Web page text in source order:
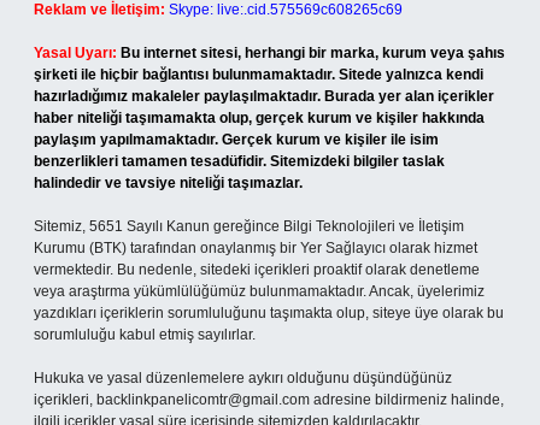
Reklam ve İletişim: Skype: live:.cid.575569c608265c69
Yasal Uyarı: Bu internet sitesi, herhangi bir marka, kurum veya şahıs
şirketi ile hiçbir bağlantısı bulunmamaktadır. Sitede yalnızca kendi
hazırladığımız makaleler paylaşılmaktadır. Burada yer alan içerikler
haber niteliği taşımamakta olup, gerçek kurum ve kişiler hakkında
paylaşım yapılmamaktadır. Gerçek kurum ve kişiler ile isim
benzerlikleri tamamen tesadüfidir. Sitemizdeki bilgiler taslak
halindedir ve tavsiye niteliği taşımazlar.
Sitemiz, 5651 Sayılı Kanun gereğince Bilgi Teknolojileri ve İletişim
Kurumu (BTK) tarafından onaylanmış bir Yer Sağlayıcı olarak hizmet
vermektedir. Bu nedenle, sitedeki içerikleri proaktif olarak denetleme
veya araştırma yükümlülüğümüz bulunmamaktadır. Ancak, üyelerimiz
yazdıkları içeriklerin sorumluluğunu taşımakta olup, siteye üye olarak bu
sorumluluğu kabul etmiş sayılırlar.
Hukuka ve yasal düzenlemelere aykırı olduğunu düşündüğünüz
içerikleri, backlinkpanelicomtr@gmail.com adresine bildirmeniz halinde,
ilgili içerikler yasal süre içerisinde sitemizden kaldırılacaktır.